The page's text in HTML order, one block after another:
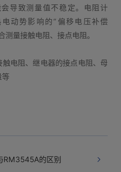
会导致测量值不稳定。电阻计
动势影响的“偏移电压补偿
测量接触电阻、接点电阻。
电阻、继电器的接点电阻、母
等
RM3545A的区别